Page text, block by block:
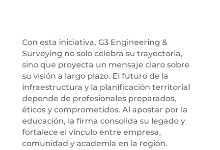
Con esta iniciativa, G3 Engineering &
Surveying no solo celebra su trayectoria,
sino que proyecta un mensaje claro sobre
su visión a largo plazo. El futuro de la
infraestructura y la planificación territorial
depende de profesionales preparados,
éticos y comprometidos. Al apostar por la
educación, la firma consolida su legado y
fortalece el vínculo entre empresa,
comunidad y academia en la región.